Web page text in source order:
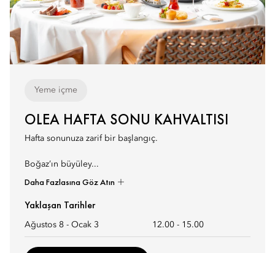
Yeme içme
OLEA HAFTA SONU KAHVALTISI
Hafta sonunuza zarif bir başlangıç.
Boğaz’ın büyüley...
Daha Fazlasına Göz Atın
Yaklaşan Tarihler
Ağustos 8 - Ocak 3 12.00 - 15.00